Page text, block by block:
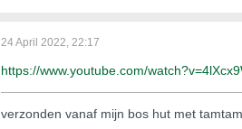
24 April 2022, 22:17
https://www.youtube.com/
verzonden vanaf mijn bos hut met tamtam